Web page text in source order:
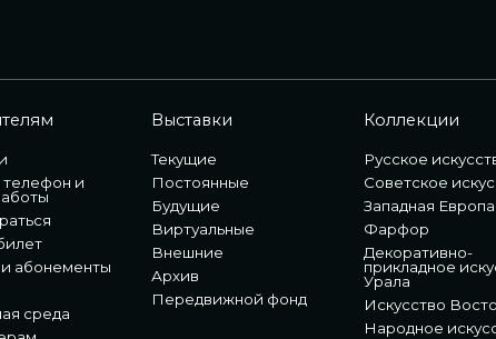
телефон и
абонементы
среда
Выставки
Текущие
Постоянные
Будущие
Виртуальные
Внешние
Архив
Передвижной фонд
Коллекции
Русское
Советское
Западная Европа
Фарфор
Декоративно-
прикладное
Урала
Искусство
Народное